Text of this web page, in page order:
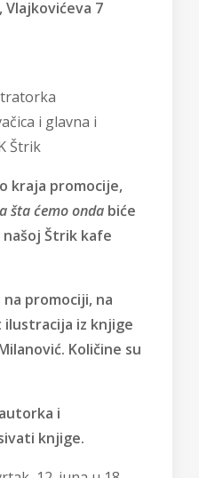
7
i glavna i
Štrik
kraja promocije,
šta ćemo onda biće
Štrik kafe
promociji, na
iz knjige
Količine su
i
knjige.